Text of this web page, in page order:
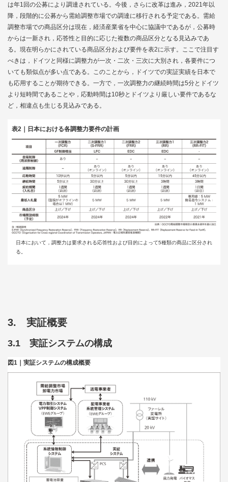
は年1回の公募により調達されている。今後，さらに改革は進み，2021年以
降，段階的に公募から需給調整市場での調達に移行される予定である。需給
調整市場での商品区分は現在，経済産業省を中心に協議中であるが，公募時
からは一新され，応答性と目的に応じた複数の商品区分となる見込みであ
る。現在明らかにされている商品区分および要件を表2に示す。ここで注目す
べきは，ドイツと同様に調整力が一次・二次・三次に大別され，各要件につ
いても類似点が多い点である。このことから，ドイツでの実証実績を日本で
も応用することが期待できる。一方で，一次調整力の継続時間は5分とドイツ
より短時間であることや，応動時間は10秒とドイツより厳しい要件であるな
ど，相違点も生じる見込みである。
表2｜日本における各調整力要件の計画
日本において，調整力は要求される応答性および目的によって5種類の商品に区分され
る。
3. 実証概要
3.1 実証システムの構成
図1｜実証システムの構成概要